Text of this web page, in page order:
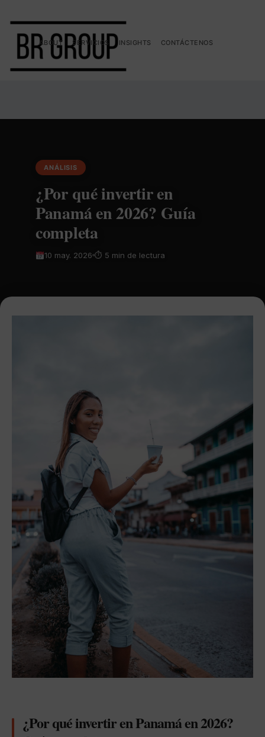
ABOUT SERVICIOS INSIGHTS CONTÁCTENOS
ANÁLISIS
¿Por qué invertir en
Panamá en 2026? Guía
completa
10 may. 2026 ⏱ 5 min de lectura
¿Por qué invertir en Panamá en 2026?